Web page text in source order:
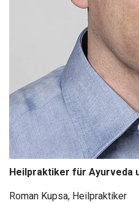
Heilpraktiker für Ayurveda
Roman Kupsa, Heilpraktiker